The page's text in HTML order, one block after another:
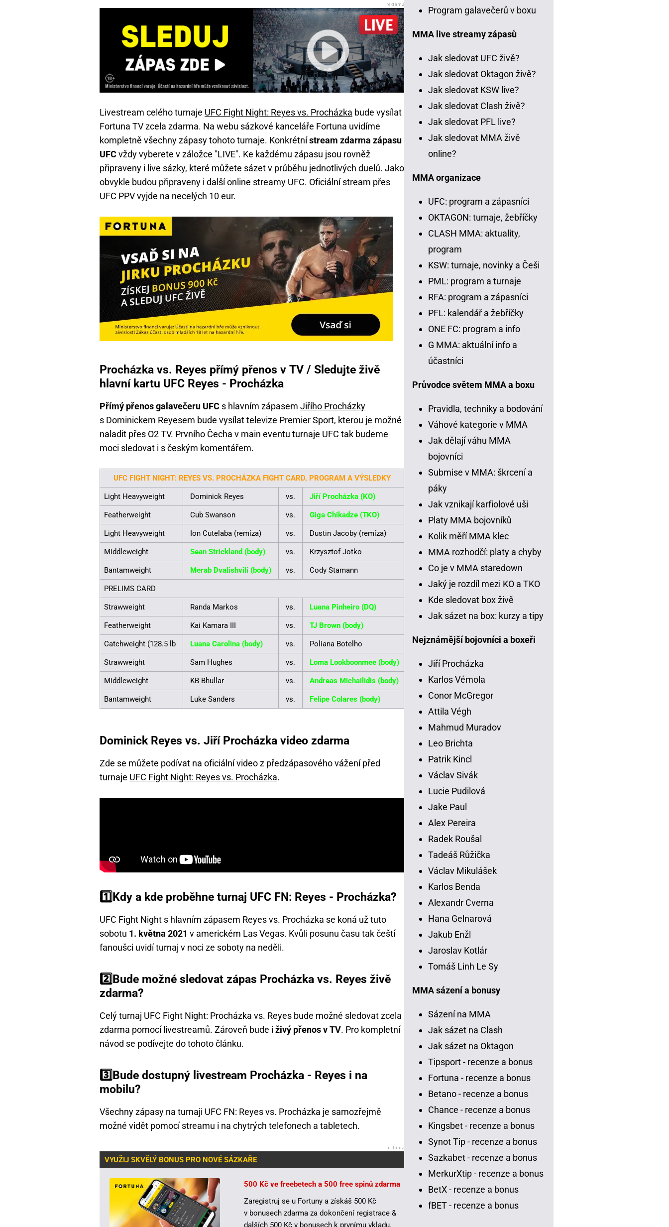
Livestream celého turnaje UFC Fight Night: Reyes vs. Procházka bude vysílat
Fortuna TV zcela zdarma. Na webu sázkové kanceláře Fortuna uvidíme
kompletně všechny zápasy tohoto turnaje. Konkrétnístream zdarma zápasu
UFCvždy vyberete v záložce "LIVE". Ke každému zápasu jsou rovněž
připraveny i live sázky, které můžete sázet v průběhu jednotlivých duelů. Jako
obvykle budou připraveny i další online streamy UFC. Oficiální stream přes
UFC PPV vyjde na necelých 10 eur.
Procházka vs. Reyes přímý přenos v TV / Sledujte živě
hlavní kartu UFC Reyes - Procházka
Přímý přenos galavečeru UFC s hlavním zápasem Jiřího Procházky
s Dominickem Reyesem bude vysílat televize Premier Sport, kterou je možné
naladit přes O2 TV. Prvního Čecha v main eventu turnaje UFC tak budeme
moci sledovat i s českým komentářem.
UFC FIGHT NIGHT: REYES VS. PROCHÁZKA FIGHT CARD, PROGRAM A VÝSLEDKY
Light Heavyweight Dominick Reyes vs. Jiří Procházka (KO)
Featherweight Cub Swanson vs. Giga Chikadze (TKO)
Light Heavyweight Ion Cutelaba (remíza) vs. Dustin Jacoby (remíza)
Middleweight Sean Strickland (body) vs. Krzysztof Jotko
Bantamweight Merab Dvalishvili (body) vs. Cody Stamann
PRELIMS CARD
Strawweight Randa Markos vs. Luana Pinheiro (DQ)
Featherweight Kai Kamara III vs. TJ Brown (body)
Catchweight (128.5 lb Luana Carolina (body) vs. Poliana Botelho
Strawweight Sam Hughes vs. Loma Lookboonmee (body)
Middleweight KB Bhullar vs. Andreas Michailidis (body)
Bantamweight Luke Sanders vs. Felipe Colares (body)
Dominick Reyes vs. Jiří Procházka video zdarma
Zde se můžete podívat na oficiální video z předzápasového vážení před
turnaje UFC Fight Night: Reyes vs. Procházka.
1️⃣Kdy a kde proběhne turnaj UFC FN: Reyes - Procházka?
UFC Fight Night s hlavním zápasem Reyes vs. Procházka se koná už tuto
sobotu 1. května 2021 v americkém Las Vegas. Kvůli posunu času tak čeští
fanoušci uvidí turnaj v noci ze soboty na neděli.
2️⃣Bude možné sledovat zápas Procházka vs. Reyes živě
zdarma?
Celý turnaj UFC Fight Night: Procházka vs. Reyes bude možné sledovat zcela
zdarma pomocí livestreamů. Zároveň bude i živý přenos v TV. Pro kompletní
návod se podívejte do tohoto článku.
3️⃣Bude dostupný livestream Procházka - Reyes i na
mobilu?
Všechny zápasy na turnaji UFC FN: Reyes vs. Procházka je samozřejmě
možné vidět pomocí streamu i na chytrých telefonech a tabletech.
VYUŽIJ SKVĚLÝ BONUS PRO NOVÉ SÁZKAŘE
500 Kč ve freebetech a 500 free spinů zdarma
Zaregistruj se u Fortuny a získáš 500 Kč
v bonusech zdarma za dokončení registrace &
dalších 500 Kč v bonusech k prvnímu vkladu.
Program galavečerů v boxu
MMA live streamy zápasů
Jak sledovat UFC živě?
Jak sledovat Oktagon živě?
Jak sledovat KSW live?
Jak sledovat Clash živě?
Jak sledovat PFL live?
Jak sledovat MMA živě
online?
MMA organizace
UFC: program a zápasníci
OKTAGON: turnaje, žebříčky
CLASH MMA: aktuality,
program
KSW: turnaje, novinky a Češi
PML: program a turnaje
RFA: program a zápasníci
PFL: kalendář a žebříčky
ONE FC: program a info
G MMA: aktuální info a
účastníci
Průvodce světem MMA a boxu
Pravidla, techniky a bodování
Váhové kategorie v MMA
Jak dělají váhu MMA
bojovníci
Submise v MMA: škrcení a
páky
Jak vznikají karfiolové uši
Platy MMA bojovníků
Kolik měří MMA klec
MMA rozhodčí: platy a chyby
Co je v MMA staredown
Jaký je rozdíl mezi KO a TKO
Kde sledovat box živě
Jak sázet na box: kurzy a tipy
Nejznámější bojovníci a boxeři
Jiří Procházka
Karlos Vémola
Conor McGregor
Attila Végh
Mahmud Muradov
Leo Brichta
Patrik Kincl
Václav Sivák
Lucie Pudilová
Jake Paul
Alex Pereira
Radek Roušal
Tadeáš Růžička
Václav Mikulášek
Karlos Benda
Alexandr Cverna
Hana Gelnarová
Jakub Enžl
Jaroslav Kotlár
Tomáš Linh Le Sy
MMA sázení a bonusy
Sázení na MMA
Jak sázet na Clash
Jak sázet na Oktagon
Tipsport - recenze a bonus
Fortuna - recenze a bonus
Betano - recenze a bonus
Chance - recenze a bonus
Kingsbet - recenze a bonus
Synot Tip - recenze a bonus
Sazkabet - recenze a bonus
MerkurXtip - recenze a bonus
BetX - recenze a bonus
fBET - recenze a bonus